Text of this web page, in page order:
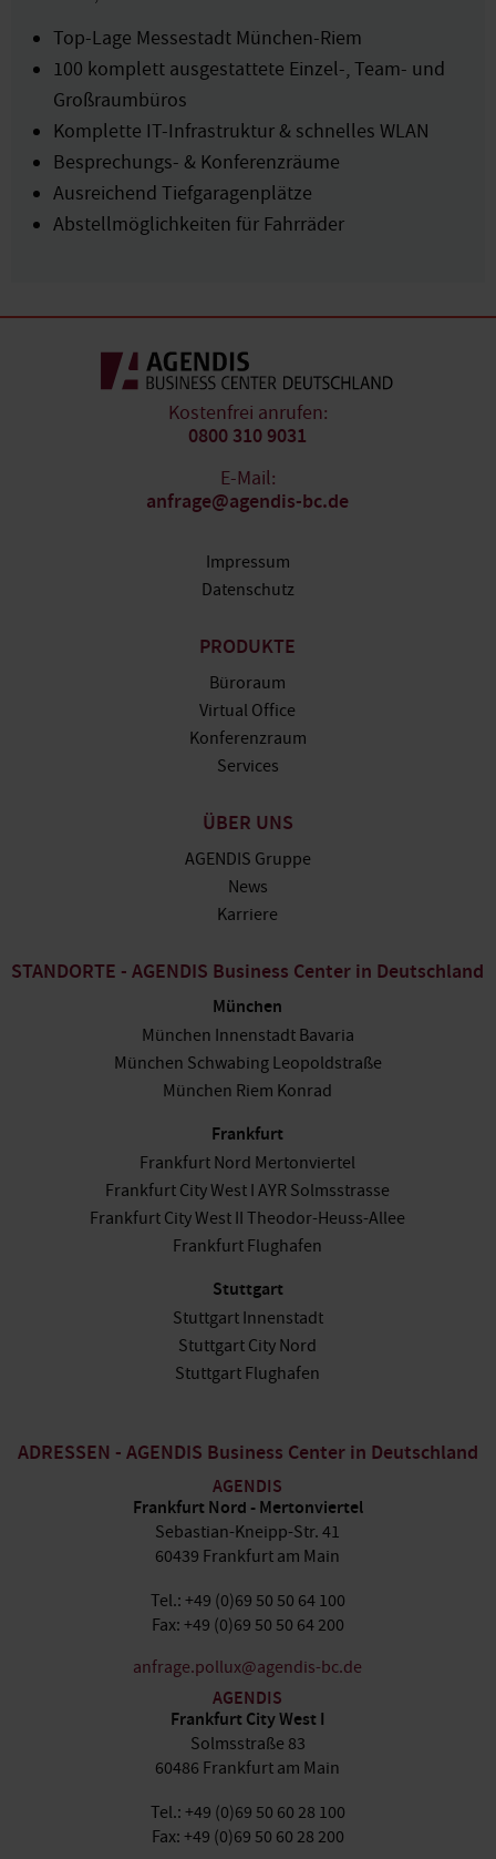
Top-Lage Messestadt München-Riem
100 komplett ausgestattete Einzel-, Team- und
Großraumbüros
Komplette IT-Infrastruktur & schnelles WLAN
Besprechungs- & Konferenzräume
Ausreichend Tiefgaragenplätze
Abstellmöglichkeiten für Fahrräder
Kostenfrei anrufen:
0800 310 9031
E-Mail:
anfrage@agendis-bc.de
Impressum
Datenschutz
PRODUKTE
Büroraum
Virtual Office
Konferenzraum
Services
ÜBER UNS
AGENDIS Gruppe
News
Karriere
STANDORTE - AGENDIS Business Center in Deutschland
München
München Innenstadt Bavaria
München Schwabing Leopoldstraße
München Riem Konrad
Frankfurt
Frankfurt Nord Mertonviertel
Frankfurt City West I AYR Solmsstrasse
Frankfurt City West II Theodor-Heuss-Allee
Frankfurt Flughafen
Stuttgart
Stuttgart Innenstadt
Stuttgart City Nord
Stuttgart Flughafen
ADRESSEN - AGENDIS Business Center in Deutschland
AGENDIS
Frankfurt Nord - Mertonviertel
Sebastian-Kneipp-Str. 41
60439 Frankfurt am Main
Tel.: +49 (0)69 50 50 64 100
Fax: +49 (0)69 50 50 64 200
anfrage.pollux@agendis-bc.de
AGENDIS
Frankfurt City West I
Solmsstraße 83
60486 Frankfurt am Main
Tel.: +49 (0)69 50 60 28 100
Fax: +49 (0)69 50 60 28 200